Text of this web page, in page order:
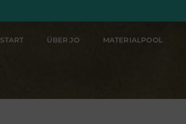
START ÜBER JO MATERIALPOOL